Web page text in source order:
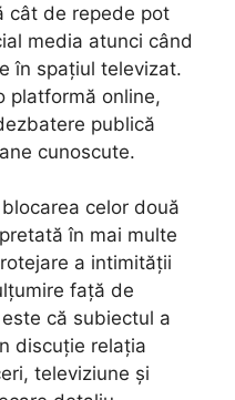
cât de repede pot
media atunci când
în spațiul televizat.
platformă online,
publică
cunoscute.
celor două
în mai multe
a intimității
față de
că subiectul a
discuție relația
televiziune și